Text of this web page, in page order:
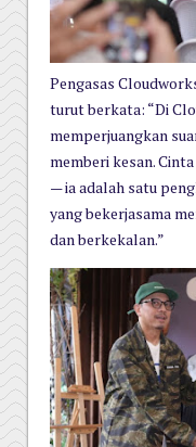
Pengasas
turut berkata: “Di
memperjuangkan
memberi kesan. Cinta
— ia adalah satu
yang bekerjasama
dan berkekalan.”